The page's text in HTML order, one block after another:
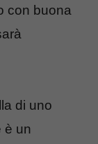
con buona
di uno
è un